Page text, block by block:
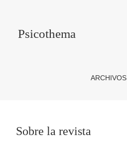
Psicothema
ARCHIVOS
Sobre la revista